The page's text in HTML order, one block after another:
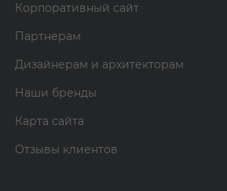
Корпоративный сайт
Партнерам
Дизайнерам и архитекторам
Наши бренды
Карта сайта
Отзывы клиентов